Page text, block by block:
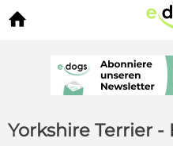

Yorkshire Terrier